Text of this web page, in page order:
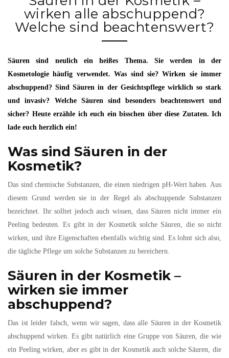
wirken alle abschuppend?
Welche sind beachtenswert?
Säuren sind neulich ein heißes Thema. Sie werden in der
Kosmetologie häufig verwendet. Was sind sie? Wirken sie immer
abschuppend? Sind Säuren in der Gesichtspflege wirklich so stark
und invasiv? Welche Säuren sind besonders beachtenswert und
sicher? Heute erzähle ich euch ein bisschen über diese Zutaten. Ich
lade euch herzlich ein!
Was sind Säuren in der
Kosmetik?
Das sind chemische Substanzen, die einen niedrigen pH-Wert haben. Aus
diesem Grund werden sie in der Regel als abschuppende Substanzen
bezeichnet. Ihr solltet jedoch auch wissen, dass Säuren nicht immer ein
Peeling bedeuten. Es gibt in der Kosmetik solche Säuren, die so nicht
wirken, und ihre Eigenschaften ebenfalls wichtig sind. Es lohnt sich also,
die tägliche Pflege um solche Substanzen zu bereichern.
Säuren in der Kosmetik –
wirken sie immer
abschuppend?
Das ist leider falsch, wenn wir sagen, dass alle Säuren in der Kosmetik
abschuppend wirken. Es gibt natürlich eine Gruppe von Säuren, die wie
ein Peeling wirken, aber es gibt in der Kosmetik auch solche Säuren, die